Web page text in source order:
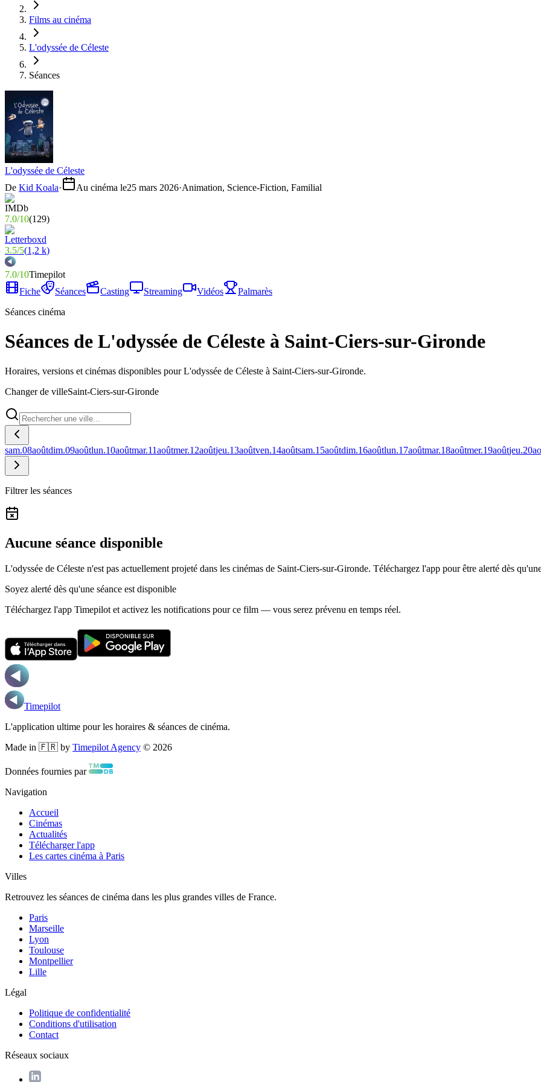
Films au cinéma
L'odyssée de Céleste
Séances
L'odyssée de Céleste
De Kid Koala· Au cinéma le25 mars 2026·Animation, Science-Fiction, Familial
7.0/10(129)
3.5/5(1,2 k)
7.0/10Timepilot
Fiche
Séances Casting Streaming Vidéos
Palmarès
Séances cinéma
Séances de L'odyssée de Céleste à Saint-Ciers-sur-Gironde
Horaires, versions et cinémas disponibles pour L'odyssée de Céleste à Saint-Ciers-sur-Gironde.
Changer de villeSaint-Ciers-sur-Gironde
sam.08aoûtdim.09aoûtlun.10aoûtmar.11aoûtmer.12aoûtjeu.13aoûtven.14aoûtsam.15aoûtdim.16aoûtlun.17aoûtmar.18aoûtmer.19aoûtjeu.20
Filtrer les séances
Aucune séance disponible
L'odyssée de Céleste n'est pas actuellement projeté dans les cinémas de Saint-Ciers-sur-Gironde. Téléchargez l'app pour être alerté dès
Soyez alerté dès qu'une séance est disponible
Téléchargez l'app Timepilot et activez les notifications pour ce film — vous serez prévenu en temps réel.
Timepilot
L'application ultime pour les horaires & séances de cinéma.
Made in 🇫🇷 by Timepilot Agency © 2026
Données fournies par
Navigation
Accueil
Cinémas
Actualités
Télécharger l'app
Les cartes cinéma à Paris
Villes
Retrouvez les séances de cinéma dans les plus grandes villes de France.
Paris
Marseille
Lyon
Toulouse
Montpellier
Lille
Légal
Politique de confidentialité
Conditions d'utilisation
Contact
Réseaux sociaux